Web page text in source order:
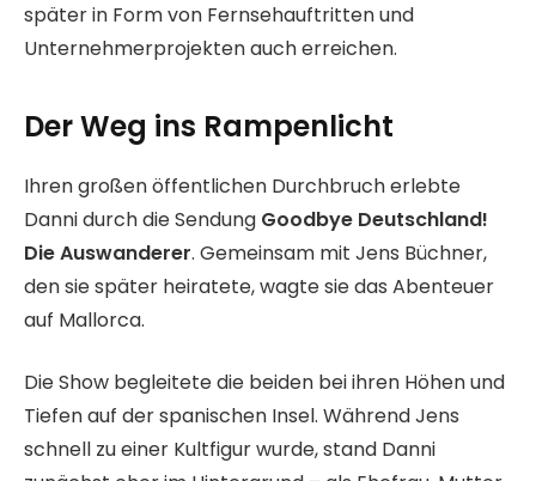
später in Form von Fernsehauftritten und
Unternehmerprojekten auch erreichen.
Der Weg ins Rampenlicht
Ihren großen öffentlichen Durchbruch erlebte
Danni durch die Sendung Goodbye Deutschland!
Die Auswanderer. Gemeinsam mit Jens Büchner,
den sie später heiratete, wagte sie das Abenteuer
auf Mallorca.
Die Show begleitete die beiden bei ihren Höhen und
Tiefen auf der spanischen Insel. Während Jens
schnell zu einer Kultfigur wurde, stand Danni